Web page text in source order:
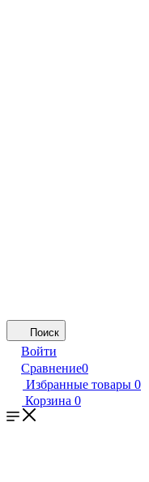
Поиск
Войти
Сравнение0
Избранные товары 0
Корзина 0